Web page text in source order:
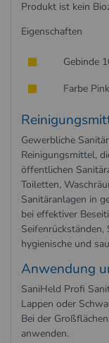
Produkt ist kein
Eigenschaften
Gebinde
Farbe Pink
Gewerbliche
Reinigungsmittel,
öffentlichen
Toiletten,
Sanitäranlagen in
bei effektiver
hygienische und
Anwendung
SaniHeld Profi
Lappen oder
Bei der
anwenden.